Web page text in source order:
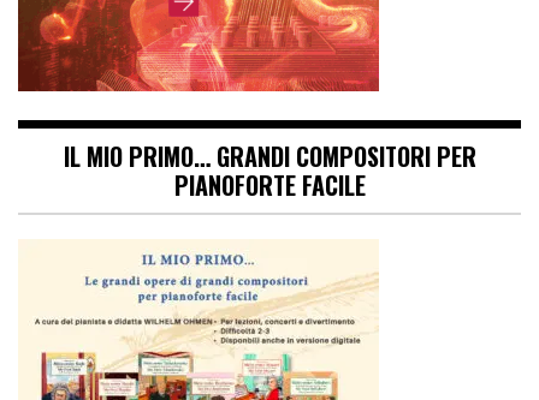
IL MIO PRIMO… GRANDI COMPOSITORI PER
PIANOFORTE FACILE